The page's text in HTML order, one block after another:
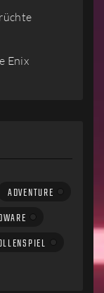
Enix
ADVENTURE